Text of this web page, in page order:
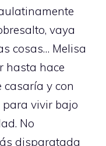
vaya
cosas… Melisa
hasta hace
casaría y con
vivir bajo
No
disparatada